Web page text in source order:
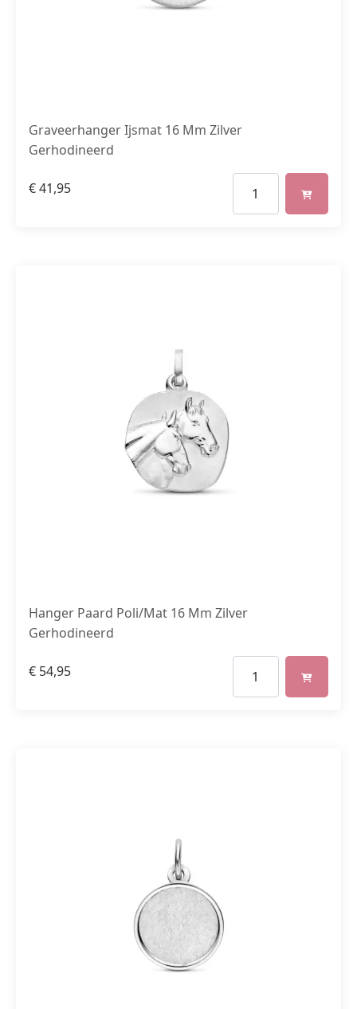
Graveerhanger Ijsmat 16 Mm Zilver
Gerhodineerd
€41,95
Hanger Paard Poli/Mat 16 Mm Zilver
Gerhodineerd
€ 54,95